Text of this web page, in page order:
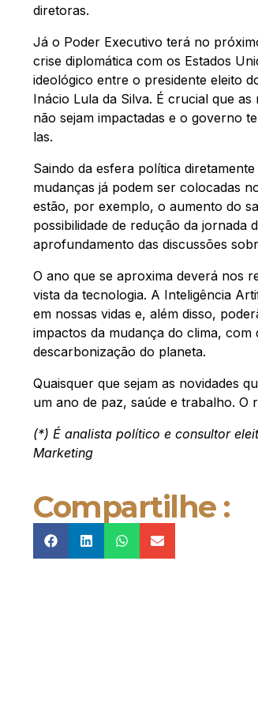
diretoras.
Já o Poder Executivo terá no
crise diplomática com os Estados
ideológico entre o presidente eleito
Inácio Lula da Silva. É crucial que
não sejam impactadas e o governo
las.
Saindo da esfera política
mudanças já podem ser colocadas
estão, por exemplo, o aumento do
possibilidade de redução da jornada
aprofundamento das discussões
O ano que se aproxima deverá nos
vista da tecnologia. A Inteligência
em nossas vidas e, além disso,
impactos da mudança do clima,
descarbonização do planeta.
Quaisquer que sejam as novidades
um ano de paz, saúde e trabalho. O
(*) É analista político e consultor
Marketing
Compartilhe :